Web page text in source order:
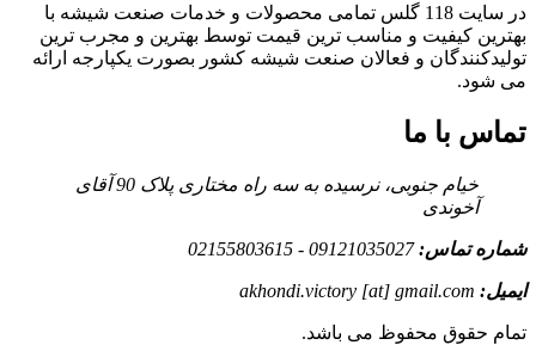
در سایت 118 گلس تمامی محصولات و خدمات صنعت شیشه با
بهترین کیفیت و مناسب ترین قیمت توسط بهترین و مجرب ترین
تولیدکنندگان و فعالان صنعت شیشه کشور بصورت یکپارجه ارائه
می شود.
تماس با ما
خیام جنوبی، نرسیده به سه راه مختاری پلاک 90 آقای
آخوندی
شماره تماس:09121035027 - 02155803615
ایمیل: akhondi.victory [at] gmail.com
تمام حقوق محفوظ می باشد.